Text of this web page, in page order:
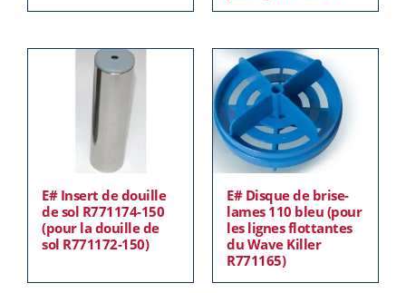
E# Insert de douille
de sol R771174-150
(pour la douille de
sol R771172-150)
E# Disque de brise-
lames 110 bleu (pour
les lignes flottantes
du Wave Killer
R771165)